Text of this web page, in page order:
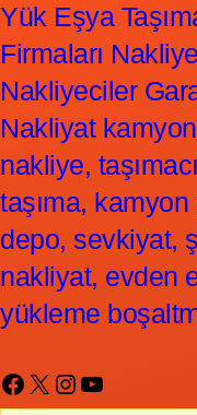
Yük Eşya
Firmaları
Nakliyeciler
Nakliyat
nakliye,
taşıma, kamyon
depo, sevkiyat,
nakliyat, evden
yükleme
Facebook X Instagram YouTube